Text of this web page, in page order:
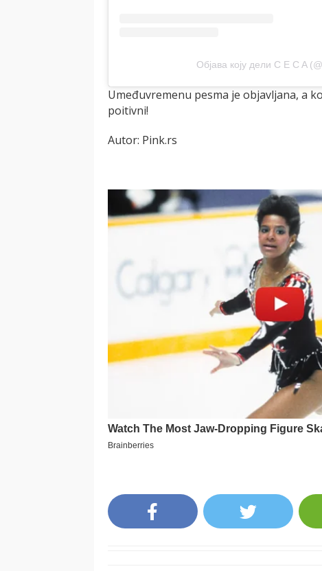
Објава коју дели C E C A
Umeđuvremenu pesma je objavljana, a
poitivni!
Autor: Pink.rs